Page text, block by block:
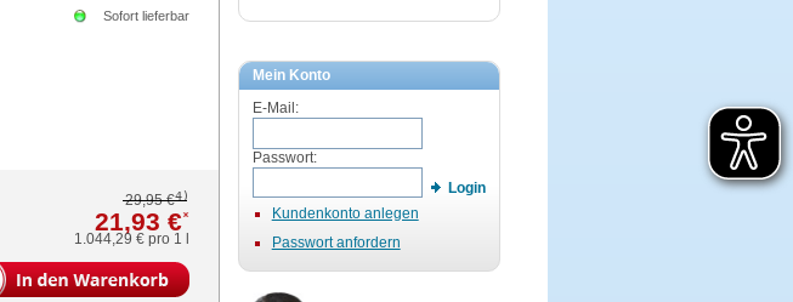
Sofort lieferbar
29,95 €4)
21,93 €*
1.044,29 €pro 1 l
Mein Konto
E-Mail:
Passwort:
Login
Kundenkonto anlegen
Passwort anfordern